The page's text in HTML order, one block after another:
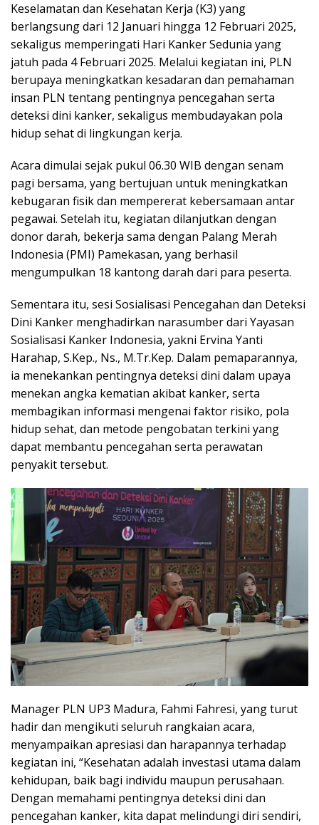
Keselamatan dan Kesehatan Kerja (K3) yang
berlangsung dari 12 Januari hingga 12 Februari 2025,
sekaligus memperingati Hari Kanker Sedunia yang
jatuh pada 4 Februari 2025. Melalui kegiatan ini, PLN
berupaya meningkatkan kesadaran dan pemahaman
insan PLN tentang pentingnya pencegahan serta
deteksi dini kanker, sekaligus membudayakan pola
hidup sehat di lingkungan kerja.
Acara dimulai sejak pukul 06.30 WIB dengan senam
pagi bersama, yang bertujuan untuk meningkatkan
kebugaran fisik dan mempererat kebersamaan antar
pegawai. Setelah itu, kegiatan dilanjutkan dengan
donor darah, bekerja sama dengan Palang Merah
Indonesia (PMI) Pamekasan, yang berhasil
mengumpulkan 18 kantong darah dari para peserta.
Sementara itu, sesi Sosialisasi Pencegahan dan Deteksi
Dini Kanker menghadirkan narasumber dari Yayasan
Sosialisasi Kanker Indonesia, yakni Ervina Yanti
Harahap, S.Kep., Ns., M.Tr.Kep. Dalam pemaparannya,
ia menekankan pentingnya deteksi dini dalam upaya
menekan angka kematian akibat kanker, serta
membagikan informasi mengenai faktor risiko, pola
hidup sehat, dan metode pengobatan terkini yang
dapat membantu pencegahan serta perawatan
penyakit tersebut.
Manager PLN UP3 Madura, Fahmi Fahresi, yang turut
hadir dan mengikuti seluruh rangkaian acara,
menyampaikan apresiasi dan harapannya terhadap
kegiatan ini, “Kesehatan adalah investasi utama dalam
kehidupan, baik bagi individu maupun perusahaan.
Dengan memahami pentingnya deteksi dini dan
pencegahan kanker, kita dapat melindungi diri sendiri,